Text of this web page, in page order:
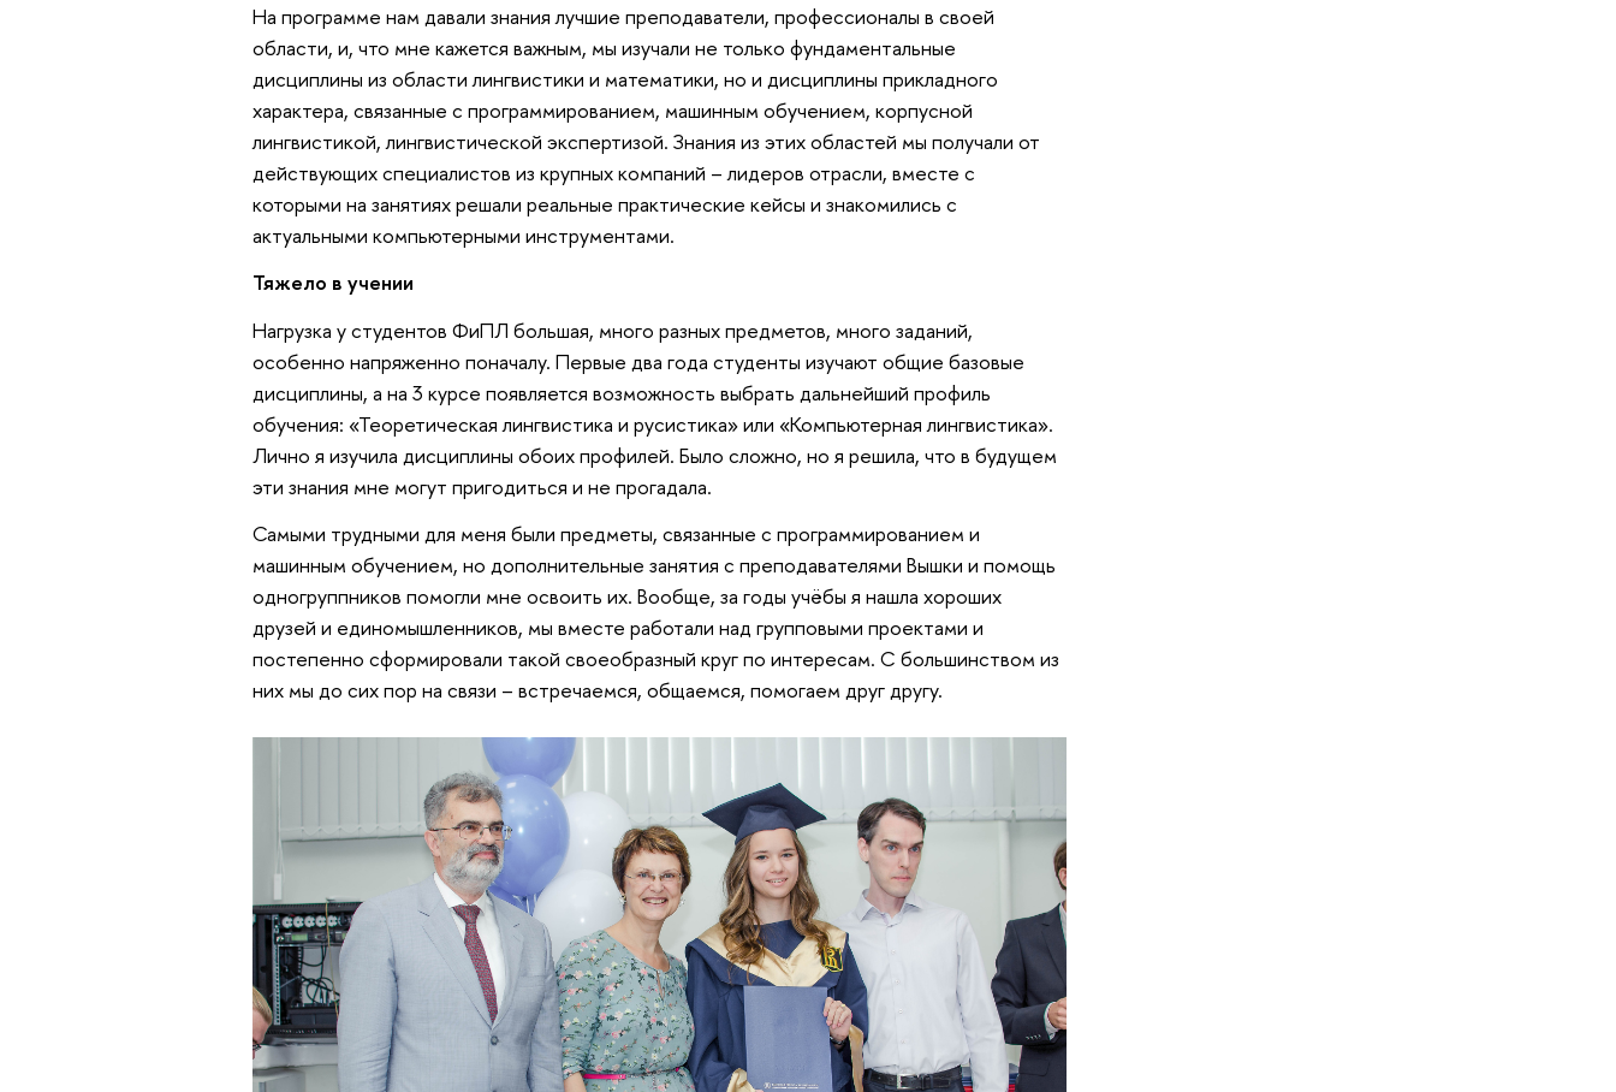
На программе нам давали знания лучшие преподаватели, профессионалы в своей
области, и, что мне кажется важным, мы изучали не только фундаментальные
дисциплины из области лингвистики и математики, но и дисциплины прикладного
характера, связанные с программированием, машинным обучением, корпусной
лингвистикой, лингвистической экспертизой. Знания из этих областей мы получали от
действующих специалистов из крупных компаний – лидеров отрасли, вместе с
которыми на занятиях решали реальные практические кейсы и знакомились с
актуальными компьютерными инструментами.
Тяжело в учении
Нагрузка у студентов ФиПЛ большая, много разных предметов, много заданий,
особенно напряженно поначалу. Первые два года студенты изучают общие базовые
дисциплины, а на 3 курсе появляется возможность выбрать дальнейший профиль
обучения: «Теоретическая лингвистика и русистика» или «Компьютерная лингвистика».
Лично я изучила дисциплины обоих профилей. Было сложно, но я решила, что в будущем
эти знания мне могут пригодиться и не прогадала.
Самыми трудными для меня были предметы, связанные с программированием и
машинным обучением, но дополнительные занятия с преподавателями Вышки и помощь
одногруппников помогли мне освоить их. Вообще, за годы учёбы я нашла хороших
друзей и единомышленников, мы вместе работали над групповыми проектами и
постепенно сформировали такой своеобразный круг по интересам. С большинством из
них мы до сих пор на связи – встречаемся, общаемся, помогаем друг другу.